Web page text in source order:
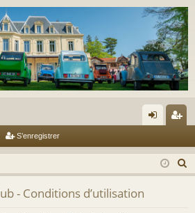
ne
xi
nr
eg
S’enregistrer
e
- Conditions d’utilisation